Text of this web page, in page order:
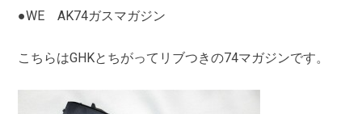
●WE AK74ガスマガジン
こちらはGHKとちがってリブつきの74マガジンです。